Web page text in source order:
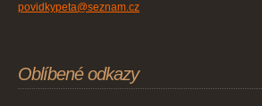
povidkypeta@seznam.cz
Oblíbené odkazy